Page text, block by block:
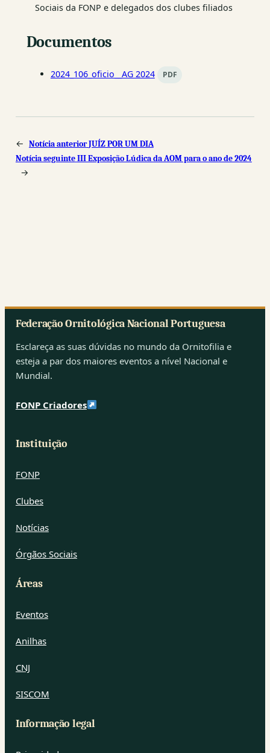
Sociais da FONP e delegados dos clubes filiados
Documentos
2024_106_oficio__AG 2024 PDF
← Notícia anteriorJUÍZ POR UM DIA
Notícia seguinteIII Exposição Lúdica da AOM para o ano de 2024
→
Federação Ornitológica Nacional Portuguesa
Esclareça as suas dúvidas no mundo da Ornitofilia e
esteja a par dos maiores eventos a nível Nacional e
Mundial.
FONP Criadores
Instituição
FONP
Clubes
Notícias
Órgãos Sociais
Áreas
Eventos
Anilhas
CNJ
SISCOM
Informação legal